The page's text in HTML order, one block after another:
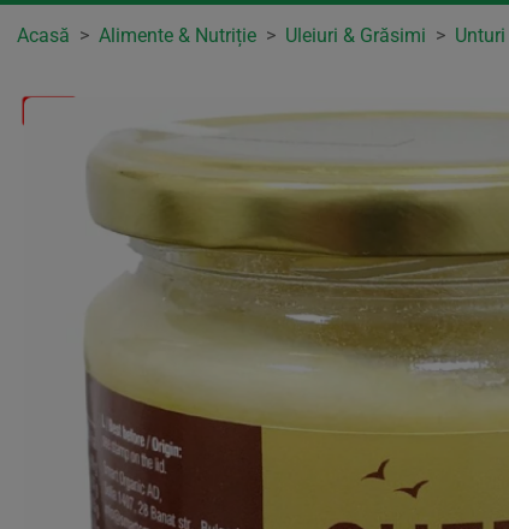
Acasă > Alimente & Nutriție > Uleiuri & Grăsimi >